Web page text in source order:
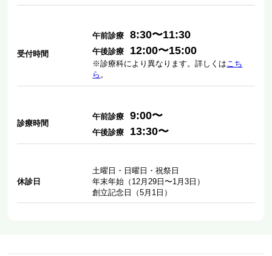
受付時間
午前診療 8:30〜11:30
午後診療 12:00〜15:00
※診療科により異なります。詳しくはこち
ら 。
診療時間
午前診療 9:00〜
午後診療 13:30〜
休診日
土曜日・日曜日・祝祭日
年末年始（12月29日〜1月3日）
創立記念日（5月1日）